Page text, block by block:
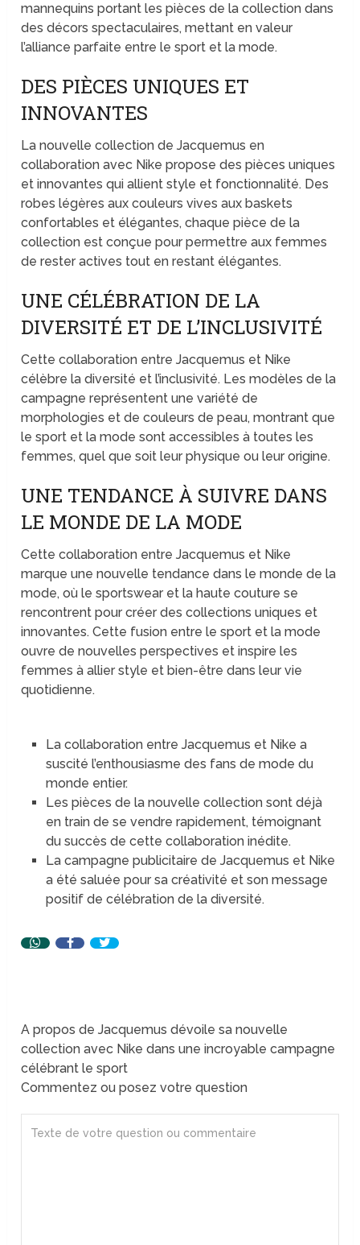
mannequins portant les pièces de la collection dans
des décors spectaculaires, mettant en valeur
l’alliance parfaite entre le sport et la mode.
DES PIÈCES UNIQUES ET
INNOVANTES
La nouvelle collection de Jacquemus en
collaboration avec Nike propose des pièces uniques
et innovantes qui allient style et fonctionnalité. Des
robes légères aux couleurs vives aux baskets
confortables et élégantes, chaque pièce de la
collection est conçue pour permettre aux femmes
de rester actives tout en restant élégantes.
UNE CÉLÉBRATION DE LA
DIVERSITÉ ET DE L’INCLUSIVITÉ
Cette collaboration entre Jacquemus et Nike
célèbre la diversité et l’inclusivité. Les modèles de la
campagne représentent une variété de
morphologies et de couleurs de peau, montrant que
le sport et la mode sont accessibles à toutes les
femmes, quel que soit leur physique ou leur origine.
UNE TENDANCE À SUIVRE DANS
LE MONDE DE LA MODE
Cette collaboration entre Jacquemus et Nike
marque une nouvelle tendance dans le monde de la
mode, où le sportswear et la haute couture se
rencontrent pour créer des collections uniques et
innovantes. Cette fusion entre le sport et la mode
ouvre de nouvelles perspectives et inspire les
femmes à allier style et bien-être dans leur vie
quotidienne.
La collaboration entre Jacquemus et Nike a
suscité l’enthousiasme des fans de mode du
monde entier.
Les pièces de la nouvelle collection sont déjà
en train de se vendre rapidement, témoignant
du succès de cette collaboration inédite.
La campagne publicitaire de Jacquemus et Nike
a été saluée pour sa créativité et son message
positif de célébration de la diversité.
A propos de Jacquemus dévoile sa nouvelle
collection avec Nike dans une incroyable campagne
célébrant le sport
Commentez ou posez votre question